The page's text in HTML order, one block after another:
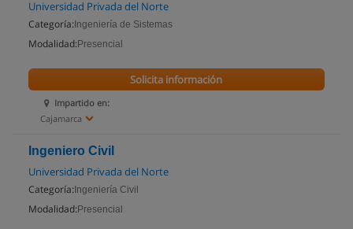
Universidad Privada del Norte
Categoría: Ingeniería de Sistemas
Modalidad: Presencial
Impartido en:
Cajamarca
Solicita información
Ingeniero Civil
Universidad Privada del Norte
Categoría: Ingeniería Civil
Modalidad: Presencial